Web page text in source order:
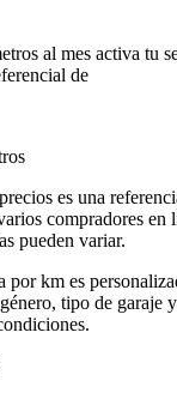
al mes activa tu
de
es una
compradores en
pueden variar.
por km es
tipo de garaje